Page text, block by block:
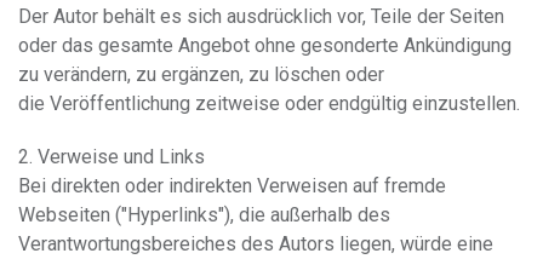
Der Autor behält es sich ausdrücklich vor, Teile der Seiten
oder das gesamte Angebot ohne gesonderte Ankündigung
zu verändern, zu ergänzen, zu löschen oder
die Veröffentlichung zeitweise oder endgültig einzustellen.
2. Verweise und Links
Bei direkten oder indirekten Verweisen auf fremde
Webseiten ("Hyperlinks"), die außerhalb des
Verantwortungsbereiches des Autors liegen, würde eine